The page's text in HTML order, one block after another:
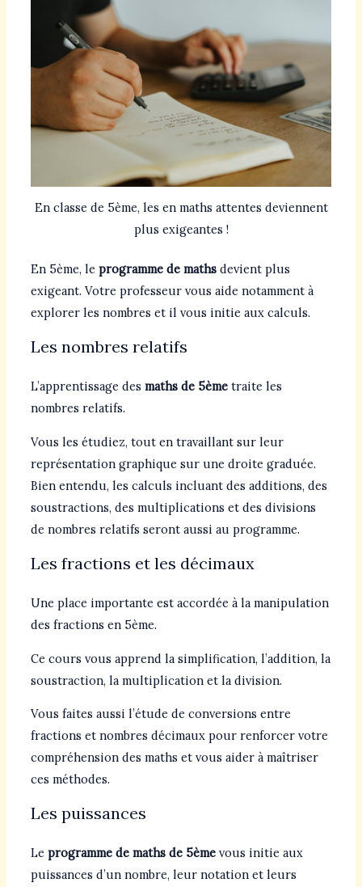
En classe de 5ème, les en maths attentes deviennent
plus exigeantes !
En 5ème, le programme de mathsdevient plus
exigeant. Votre professeur vous aide notamment à
explorer les nombres et il vous initie aux calculs.
Les nombres relatifs
L’apprentissage des maths de 5èmetraite les
nombres relatifs.
Vous les étudiez, tout en travaillant sur leur
représentation graphique sur une droite graduée.
Bien entendu, les calculs incluant des additions, des
soustractions, des multiplications et des divisions
de nombres relatifs seront aussi au programme.
Les fractions et les décimaux
Une place importante est accordée à la manipulation
des fractions en 5ème.
Ce cours vous apprend la simplification, l’addition, la
soustraction, la multiplication et la division.
Vous faites aussi l’étude de conversions entre
fractions et nombres décimaux pour renforcer votre
compréhension des maths et vous aider à maîtriser
ces méthodes.
Les puissances
Le programme de maths de 5èmevous initie aux
puissances d’un nombre, leur notation et leurs